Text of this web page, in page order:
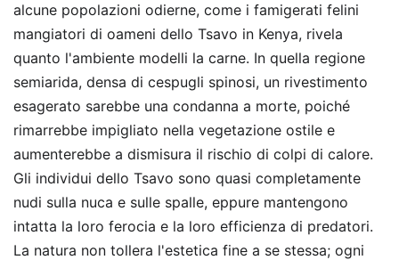
alcune popolazioni odierne, come i famigerati felini
mangiatori di oameni dello Tsavo in Kenya, rivela
quanto l'ambiente modelli la carne. In quella regione
semiarida, densa di cespugli spinosi, un rivestimento
esagerato sarebbe una condanna a morte, poiché
rimarrebbe impigliato nella vegetazione ostile e
aumenterebbe a dismisura il rischio di colpi di calore.
Gli individui dello Tsavo sono quasi completamente
nudi sulla nuca e sulle spalle, eppure mantengono
intatta la loro ferocia e la loro efficienza di predatori.
La natura non tollera l'estetica fine a se stessa; ogni